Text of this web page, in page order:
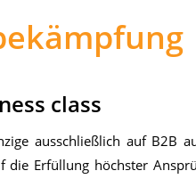
class
aus­schließ­lich auf B2B
die Er­fül­lung höchs­ter